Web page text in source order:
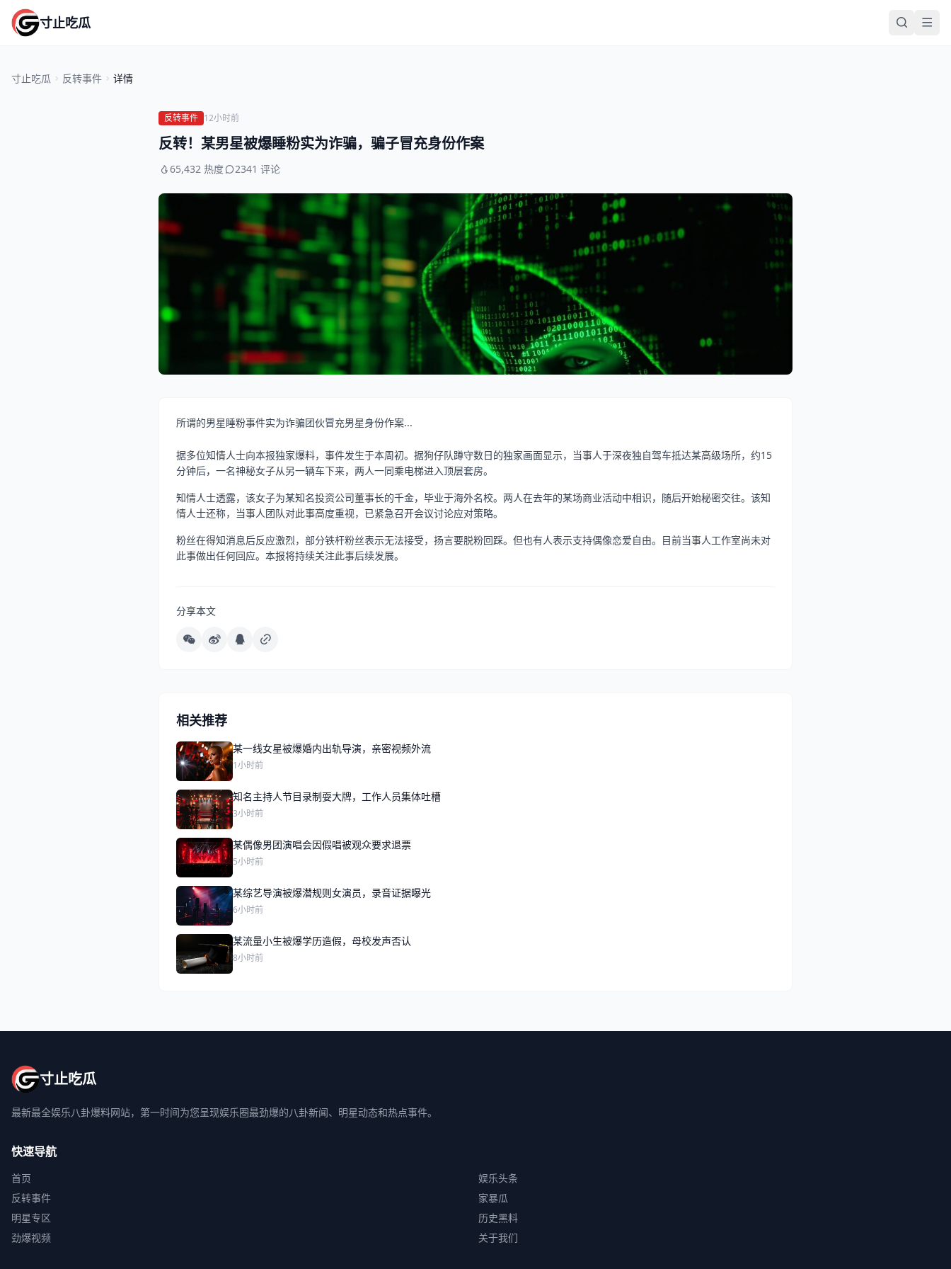
寸止吃瓜
寸止吃瓜 反转事件 详情
反转事件 12小时前
反转！某男星被爆睡粉实为诈骗，骗子冒充身份作案
65,432 热度 2341 评论
所谓的男星睡粉事件实为诈骗团伙冒充男星身份作案...
据多位知情人士向本报独家爆料，事件发生于本周初。据狗仔队蹲守数日的独家画面显示，当事人于深夜独自驾车抵达某高级场所，约15
分钟后，一名神秘女子从另一辆车下来，两人一同乘电梯进入顶层套房。
知情人士透露，该女子为某知名投资公司董事长的千金，毕业于海外名校。两人在去年的某场商业活动中相识，随后开始秘密交往。该知
情人士还称，当事人团队对此事高度重视，已紧急召开会议讨论应对策略。
粉丝在得知消息后反应激烈，部分铁杆粉丝表示无法接受，扬言要脱粉回踩。但也有人表示支持偶像恋爱自由。目前当事人工作室尚未对
此事做出任何回应。本报将持续关注此事后续发展。
分享本文
相关推荐
某一线女星被爆婚内出轨导演，亲密视频外流
1小时前
知名主持人节目录制耍大牌，工作人员集体吐槽
3小时前
某偶像男团演唱会因假唱被观众要求退票
5小时前
某综艺导演被爆潜规则女演员，录音证据曝光
6小时前
某流量小生被爆学历造假，母校发声否认
8小时前
寸止吃瓜
最新最全娱乐八卦爆料网站，第一时间为您呈现娱乐圈最劲爆的八卦新闻、明星动态和热点事件。
快速导航
首页
娱乐头条
反转事件
家暴瓜
明星专区
历史黑料
劲爆视频
关于我们